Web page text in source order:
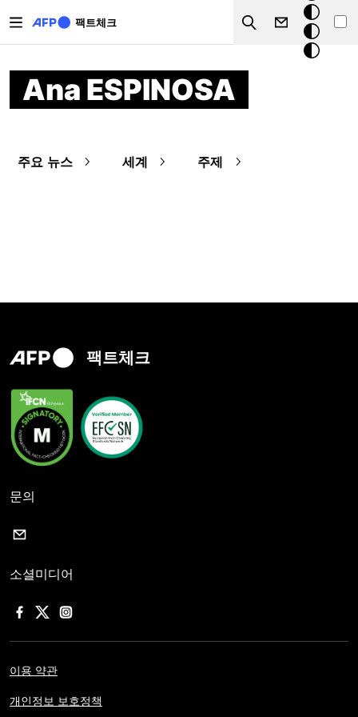
팩트체크
Search
크
모
드
Ana ESPINOSA
주요 뉴스 세계 주제
팩트체크
문의
소셜미디어
이용 약관
개인정보 보호정책